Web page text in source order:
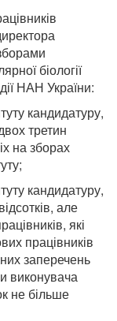
біології
НАН України:
кандидатуру,
третин
на зборах
кандидатуру,
але
які
працівників
заперечень
виконувача
не більше